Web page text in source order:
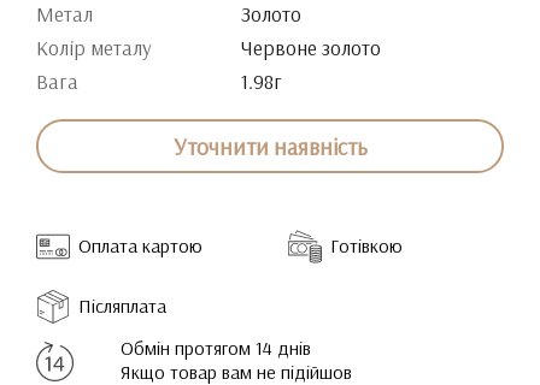
Метал
Золото
Колір металу
Червоне золото
Вага
1.98г
Уточнити наявність
Оплата картою Готівкою
Післяплата
Обмін протягом 14 днів
Якщо товар вам не підійшов